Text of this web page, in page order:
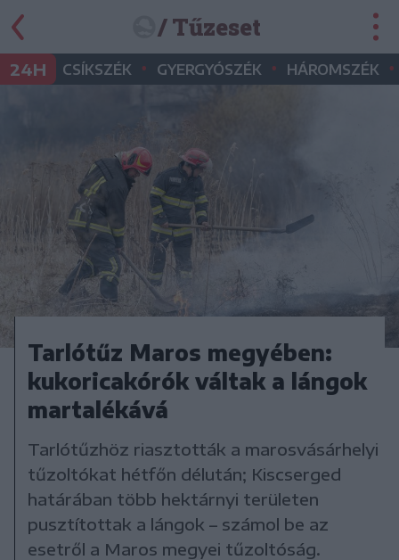
/ Tűzeset
24H CSÍKSZÉK • GYERGYÓSZÉK • HÁROMSZÉK •
Tarlótűz Maros megyében:
kukoricakórók váltak a lángok
martalékává
Tarlótűzhöz riasztották a marosvásárhelyi
tűzoltókat hétfőn délután; Kiscserged
határában több hektárnyi területen
pusztítottak a lángok – számol be az
esetről a Maros megyei tűzoltóság.